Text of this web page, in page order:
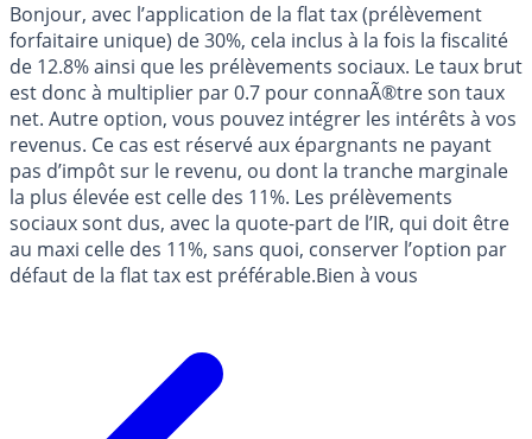
Bonjour, avec l’application de la flat tax (prélèvement
forfaitaire unique) de 30%, cela inclus à la fois la fiscalité
de 12.8% ainsi que les prélèvements sociaux. Le taux brut
est donc à multiplier par 0.7 pour connaÃ®tre son taux
net. Autre option, vous pouvez intégrer les intérêts à vos
revenus. Ce cas est réservé aux épargnants ne payant
pas d’impôt sur le revenu, ou dont la tranche marginale
la plus élevée est celle des 11%. Les prélèvements
sociaux sont dus, avec la quote-part de l’IR, qui doit être
au maxi celle des 11%, sans quoi, conserver l’option par
défaut de la flat tax est préférable.Bien à vous